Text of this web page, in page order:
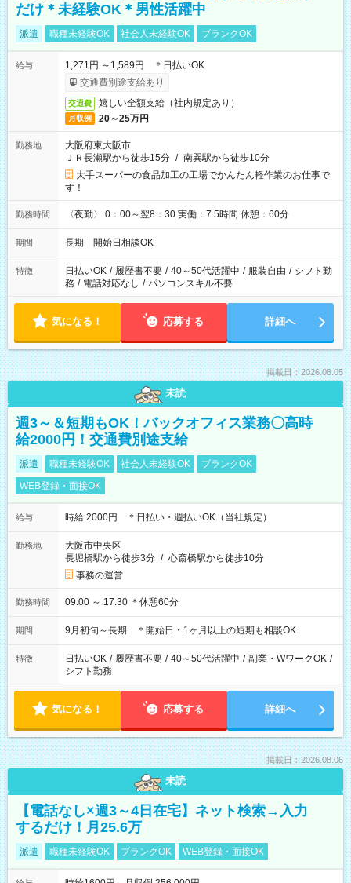
だけ＊未経験OK＊男性活躍中
派遣 職種未経験OK 社会人未経験OK ブランクOK
給与
1,271円 ～1,589円 ＊日払いOK
交通費別途支給あり
交通費 嬉しい全額支給（社内規定あり）
月収例 20～25万円
勤務地
大阪府東大阪市
ＪＲ長瀬駅から徒歩15分 / 南巽駅から徒歩10分
大手スーパーの食品加工の工場でかんたん軽作業のお仕事で
す！
勤務時間 〈夜勤〉 0：00～翌8：30 実働：7.5時間 休憩：60分
期間 長期 開始日相談OK
特徴 日払いOK / 履歴書不要 / 40～50代活躍中 / 服装自由 / シフト勤
務 / 電話対応なし / パソコンスキル不要
気になる！ 応募する 詳細へ
掲載日：2026.08.05
未読
週3～＆短期もOK！バックオフィス業務〇高時
給2000円！交通費別途支給
派遣 職種未経験OK 社会人未経験OK
ブランクOK
WEB登録・面接OK
給与 時給 2000円 ＊日払い・週払いOK（当社規定）
勤務地
大阪市中央区
長堀橋駅から徒歩3分 / 心斎橋駅から徒歩10分
事務の運営
勤務時間 09:00 ～ 17:30 ＊休憩60分
期間 9月初旬～長期 ＊開始日・1ヶ月以上の短期も相談OK
特徴 日払いOK / 履歴書不要 / 40～50代活躍中 / 副業・WワークOK /
シフト勤務
気になる！ 応募する 詳細へ
掲載日：2026.08.06
未読
【電話なし×週3～4日在宅】ネット検索→入力
するだけ！月25.6万
派遣 職種未経験OK ブランクOK WEB登録・面接OK